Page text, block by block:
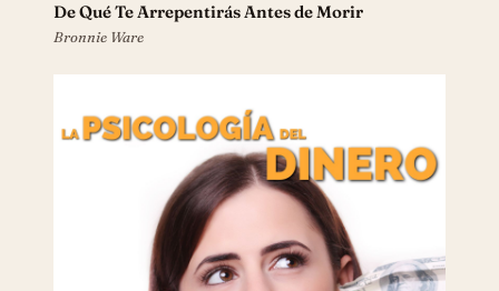
De Qué Te Arrepentirás Antes de Morir
Bronnie Ware